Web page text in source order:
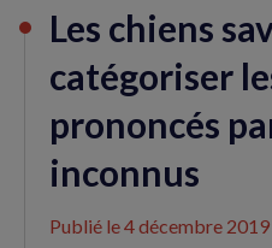
du
Les chiens
catégoriser
prononcés
inconnus
Publié le4 décembre 2019